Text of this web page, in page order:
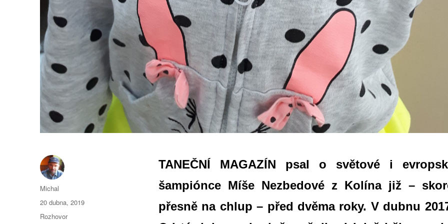
TANEČNÍ MAGAZÍN psal o světové i
šampiónce Míše Nezbedové z Kolína již –
přesně na chlup – před dvěma roky. V dubnu
Autor:
Michal
Publikováno:
20 dubna, 2019
Formát:
Rozhovor